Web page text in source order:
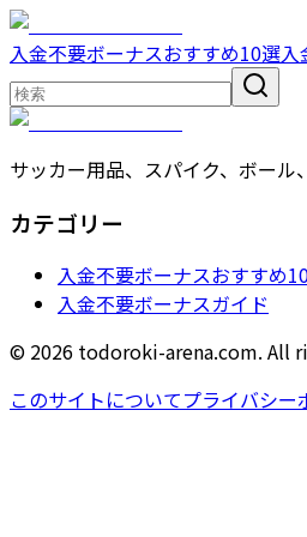
入金不要ボーナスおすすめ10選入
サッカー用品、スパイク、ボール
カテゴリー
入金不要ボーナスおすすめ
入金不要ボーナスガイド
© 2026 todoroki-arena.com. All
このサイトについてプライバシー